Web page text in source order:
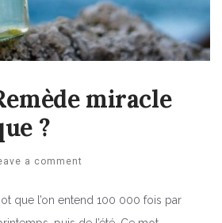
miracle
?
a comment
que l’on entend 100 000 fois par